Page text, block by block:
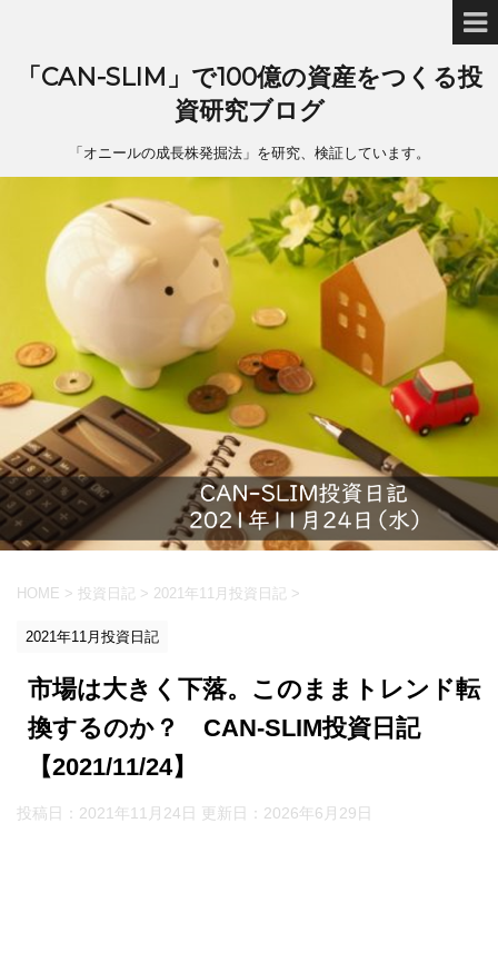
「CAN-SLIM」で100億の資産をつくる投
資研究ブログ
「オニールの成長株発掘法」を研究、検証しています。
HOME > 投資日記 > 2021年11月投資日記 >
2021年11月投資日記
市場は大きく下落。このままトレンド転
換するのか？ CAN-SLIM投資日記
【2021/11/24】
投稿日：2021年11月24日 更新日： 2026年6月29日